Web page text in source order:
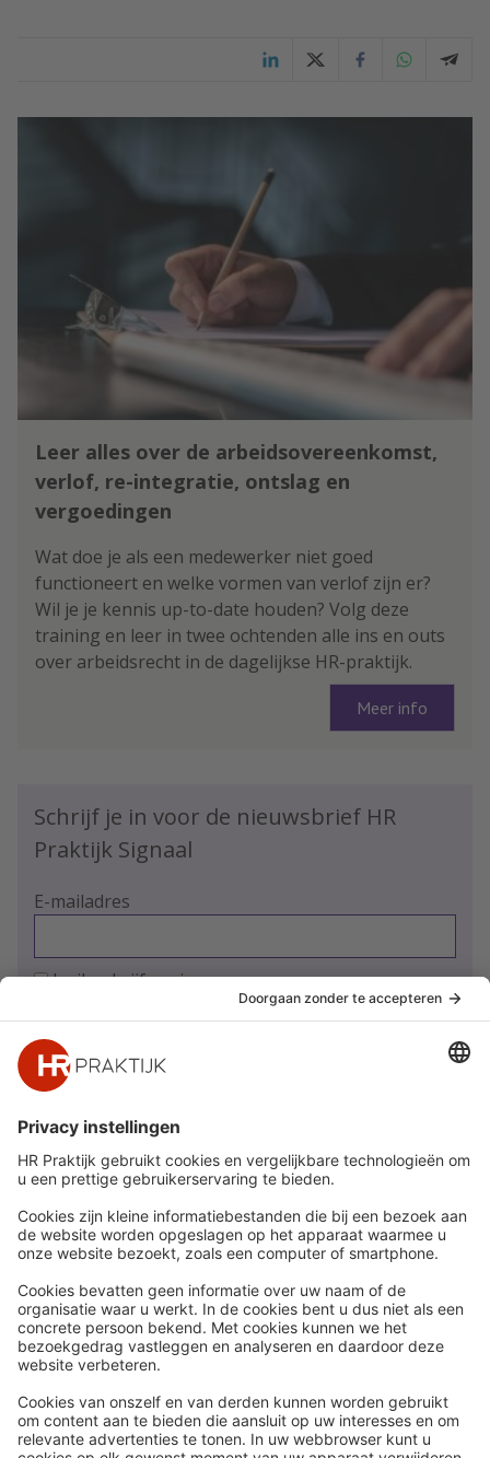
Leer alles over de arbeidsovereenkomst,
verlof, re-integratie, ontslag en
vergoedingen
Wat doe je als een medewerker niet goed
functioneert en welke vormen van verlof zijn er?
Wil je je kennis up-to-date houden? Volg deze
training en leer in twee ochtenden alle ins en outs
over arbeidsrecht in de dagelijkse HR-praktijk.
Meer info
Schrijf je in voor de nieuwsbrief HR
Praktijk Signaal
E-mailadres
Ja, ik schrijf me in
Snel naar
Nieuws
Whitepapers
Webinars
Word lid
Contact
Meer
HR Academy
HR Podcast
CHRO
HR Day
Volg Ons